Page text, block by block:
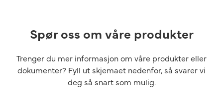
Spør oss om våre produkter
Trenger du mer informasjon om våre produkter eller
dokumenter? Fyll ut skjemaet nedenfor, så svarer vi
deg så snart som mulig.